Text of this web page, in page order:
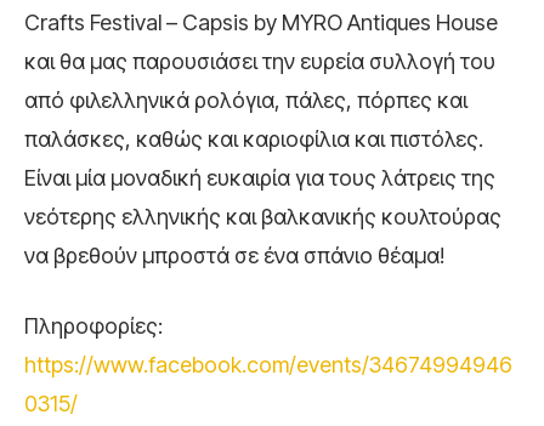
Crafts Festival – Capsis by MYRO Antiques House
και θα μας παρουσιάσει την ευρεία συλλογή του
από φιλελληνικά ρολόγια, πάλες, πόρπες και
παλάσκες, καθώς και καριοφίλια και πιστόλες.
Είναι μία μοναδική ευκαιρία για τους λάτρεις της
νεότερης ελληνικής και βαλκανικής κουλτούρας
να βρεθούν μπροστά σε ένα σπάνιο θέαμα!
Πληροφορίες:
https://www.facebook.com/events/34674994946
0315/